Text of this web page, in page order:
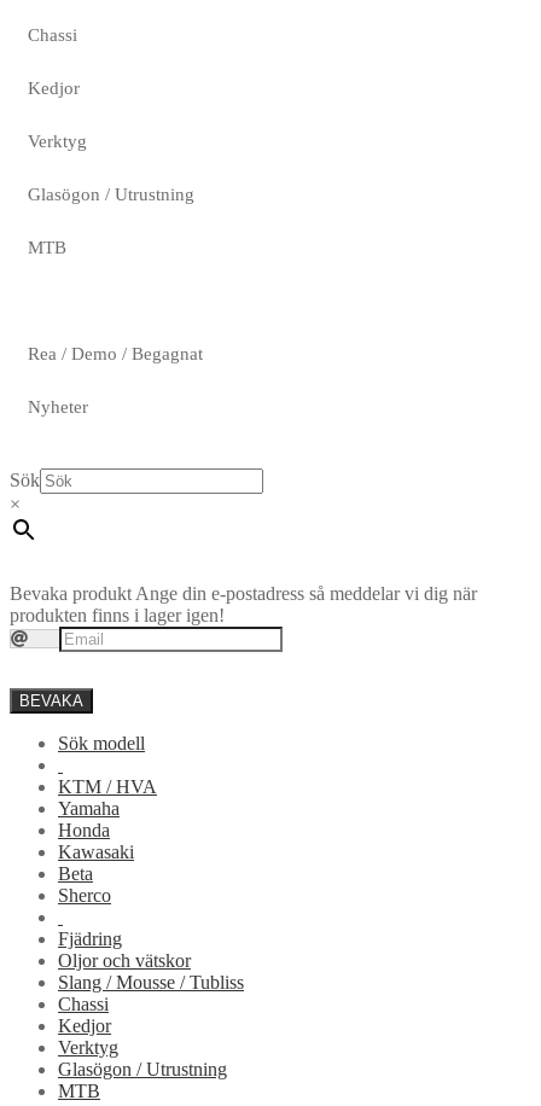
Chassi
Kedjor
Verktyg
Glasögon / Utrustning
MTB
Rea / Demo / Begagnat
Nyheter
Sök
×
Bevaka produkt Ange din e-postadress så meddelar vi dig när
produkten finns i lager igen!
BEVAKA
Sök modell
KTM / HVA
Yamaha
Honda
Kawasaki
Beta
Sherco
Fjädring
Oljor och vätskor
Slang / Mousse / Tubliss
Chassi
Kedjor
Verktyg
Glasögon / Utrustning
MTB